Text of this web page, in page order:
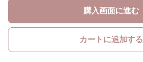
購入画面に進む
カートに追加する